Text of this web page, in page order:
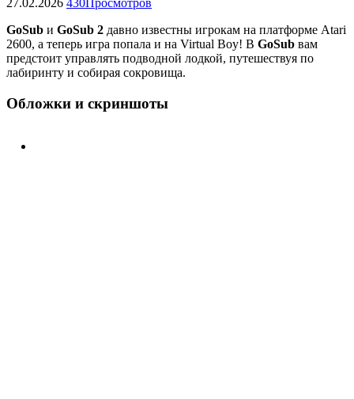
GoSub и GoSub 2 давно известны игрокам на платформе Atari
2600, а теперь игра попала и на Virtual Boy! В GoSub вам
предстоит управлять подводной лодкой, путешествуя по
лабиринту и собирая сокровища.
Обложки и скриншоты